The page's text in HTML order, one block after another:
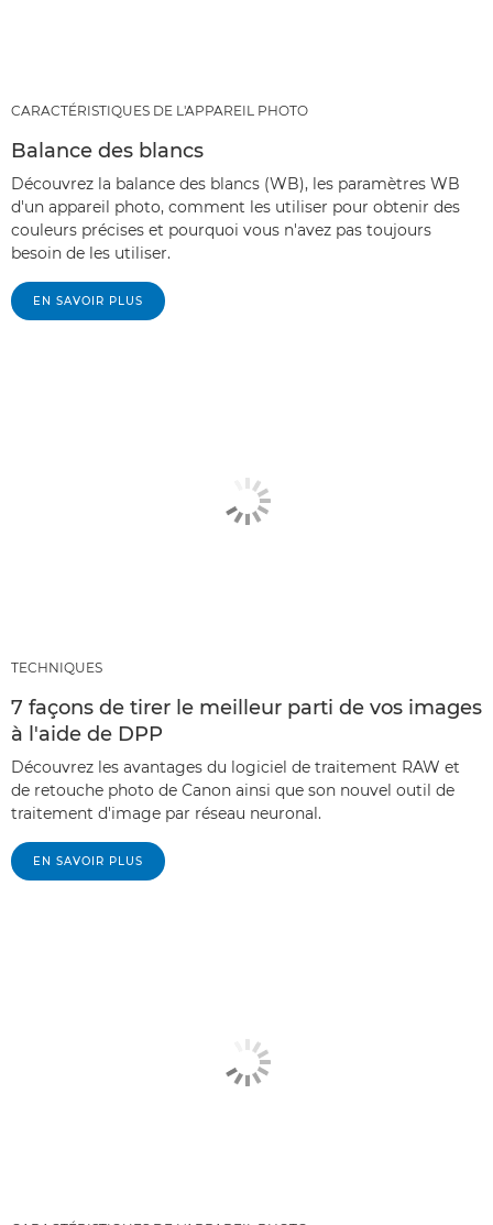
CARACTÉRISTIQUES DE L'APPAREIL PHOTO
Balance des blancs
Découvrez la balance des blancs (WB), les paramètres WB
d'un appareil photo, comment les utiliser pour obtenir des
couleurs précises et pourquoi vous n'avez pas toujours
besoin de les utiliser.
EN SAVOIR PLUS
TECHNIQUES
7 façons de tirer le meilleur parti de vos images
à l'aide de DPP
Découvrez les avantages du logiciel de traitement RAW et
de retouche photo de Canon ainsi que son nouvel outil de
traitement d'image par réseau neuronal.
EN SAVOIR PLUS